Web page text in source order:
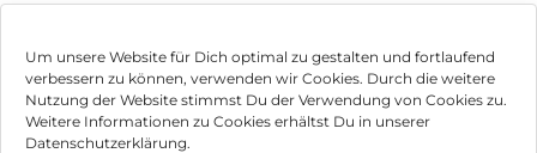
Um unsere Website für Dich optimal zu gestalten und fortlaufend
verbessern zu können, verwenden wir Cookies. Durch die weitere
Nutzung der Website stimmst Du der Verwendung von Cookies zu.
Weitere Informationen zu Cookies erhältst Du in unserer
Datenschutzerklärung.
Impressum